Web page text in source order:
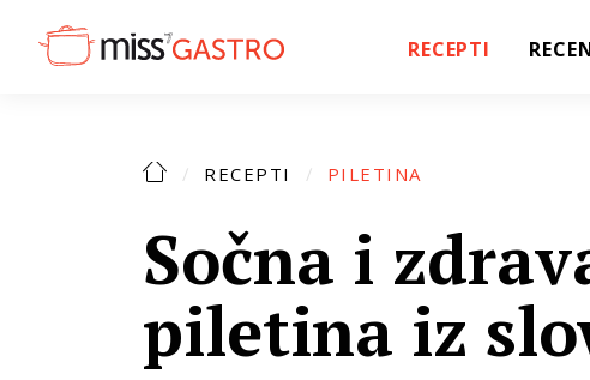
RECEPTI
RECEPTI PILETINA
Sočna i
piletina iz